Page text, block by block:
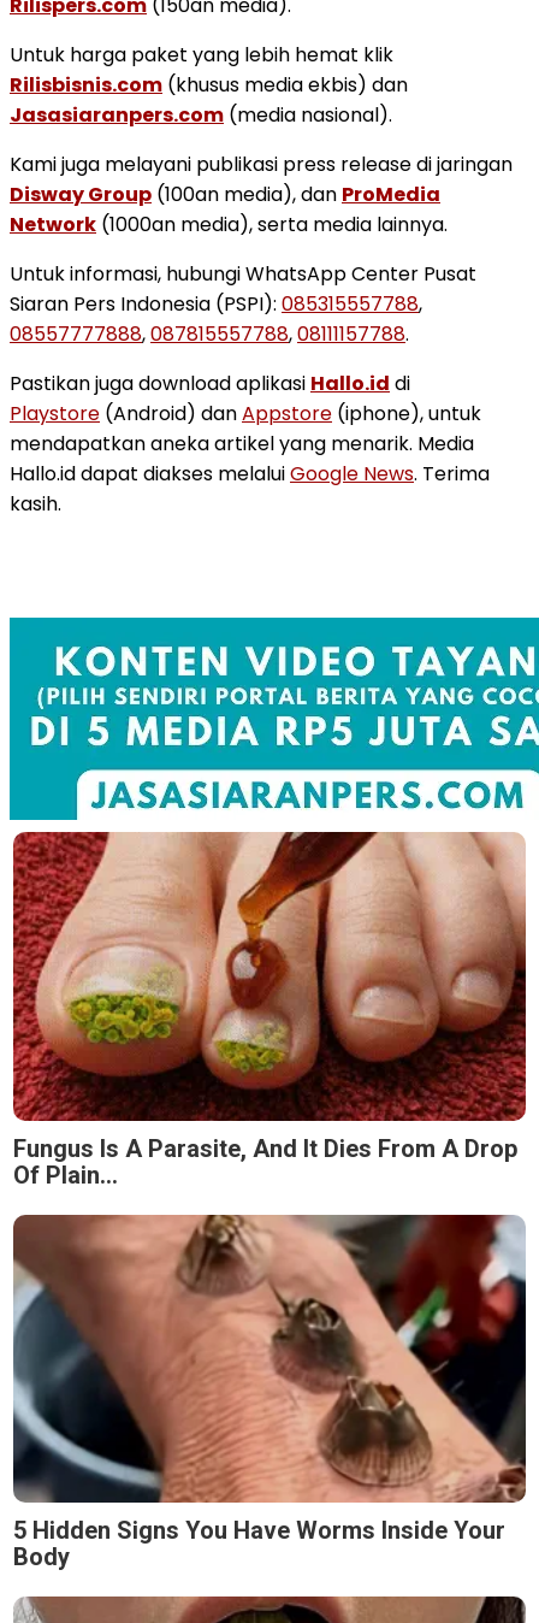
Untuk harga paket yang lebih hemat klik
Rilisbisnis.com (khusus media ekbis) dan
Jasasiaranpers.com (media nasional).
Kami juga melayani publikasi press release di jaringan
Disway Group (100an media), dan ProMedia
Network (1000an media), serta media lainnya.
Untuk informasi, hubungi WhatsApp Center Pusat
Siaran Pers Indonesia (PSPI): 085315557788,
08557777888,087815557788,08111157788.
Pastikan juga download aplikasi Hallo.id di
Playstore (Android) danAppstore (iphone), untuk
mendapatkan aneka artikel yang menarik. Media
Hallo.id dapat diakses melaluiGoogle News. Terima
kasih.
Fungus Is A Parasite, And It Dies From A Drop
Of Plain...
5 Hidden Signs You Have Worms Inside Your
Body